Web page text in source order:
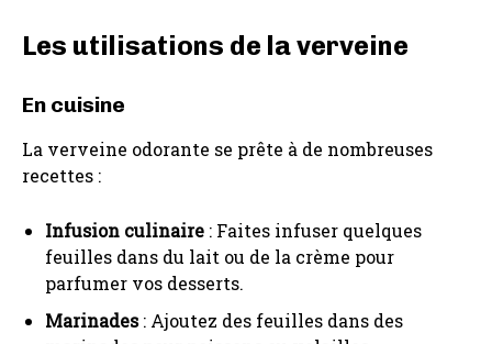
Les utilisations de la verveine
En cuisine
La verveine odorante se prête à de nombreuses
recettes :
Infusion culinaire : Faites infuser quelques
feuilles dans du lait ou de la crème pour
parfumer vos desserts.
Marinades: Ajoutez des feuilles dans des